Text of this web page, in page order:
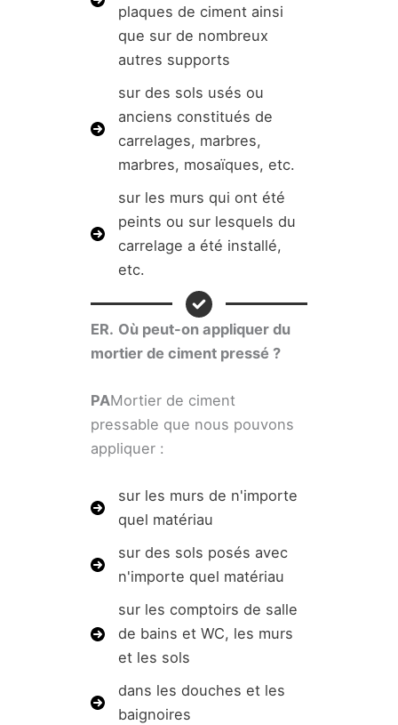
plaques de ciment ainsi
que sur de nombreux
autres supports
sur des sols usés ou
anciens constitués de
carrelages, marbres,
marbres, mosaïques, etc.
sur les murs qui ont été
peints ou sur lesquels du
carrelage a été installé,
etc.
ER. Où peut-on appliquer du
mortier de ciment pressé ?
PAMortier de ciment
pressable que nous pouvons
appliquer :
sur les murs de n'importe
quel matériau
sur des sols posés avec
n'importe quel matériau
sur les comptoirs de salle
de bains et WC, les murs
et les sols
dans les douches et les
baignoires